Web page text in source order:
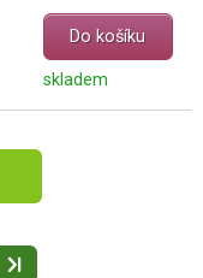
Do košíku
skladem